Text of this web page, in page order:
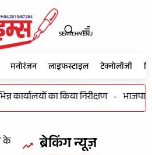
SEARCHMENU
मनोरंजन लाइफस्टाइल टेक्नोलॉजी
का किया निरीक्षण भाजपा
के
ब्रेकिंग न्यूज़